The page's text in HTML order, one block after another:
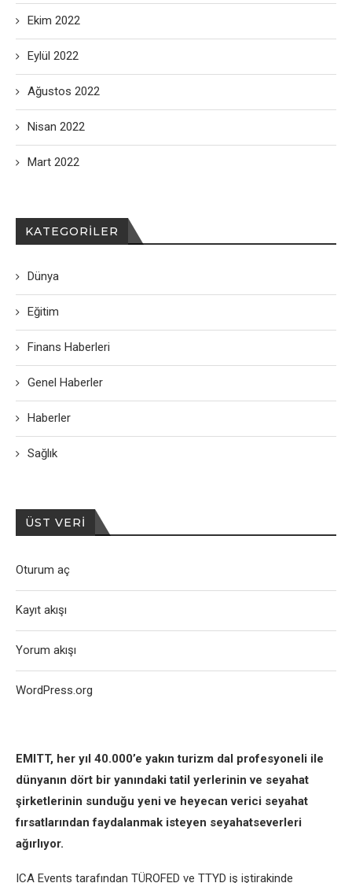
EMITT, her yıl 40.000’e yakın turizm dal profesyoneli ile
dünyanın dört bir yanındaki tatil yerlerinin ve seyahat
şirketlerinin sunduğu yeni ve heyecan verici seyahat
fırsatlarından faydalanmak isteyen seyahatseverleri
ağırlıyor.
ICA Events tarafından TÜROFED ve TTYD iş iştirakinde
Ekim 2022
Eylül 2022
Ağustos 2022
Nisan 2022
Mart 2022
KATEGORILER
Dünya
Eğitim
Finans Haberleri
Genel Haberler
Haberler
Sağlık
ÜST VERI
Oturum aç
Kayıt akışı
Yorum akışı
WordPress.org